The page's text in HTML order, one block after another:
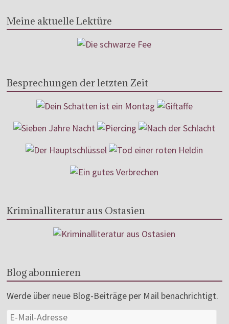
Meine aktuelle Lektüre
Besprechungen der letzten Zeit
Kriminalliteratur aus Ostasien
Blog abonnieren
Werde über neue Blog-Beiträge per Mail benachrichtigt.